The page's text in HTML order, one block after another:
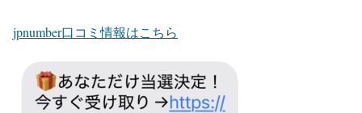
jpnumber口コミ情報はこちら